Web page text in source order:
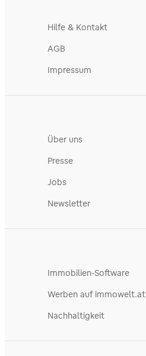
Hilfe & Kontakt
AGB
Impressum
Über uns
Presse
Jobs
Newsletter
Immobilien-Software
Werben auf immowelt.at
Nachhaltigkeit